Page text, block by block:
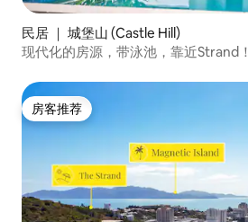
民居 ｜ 城堡山 (Castle Hill)
现代化的房源，带泳池，靠近Strand！
房客推荐
房客推荐